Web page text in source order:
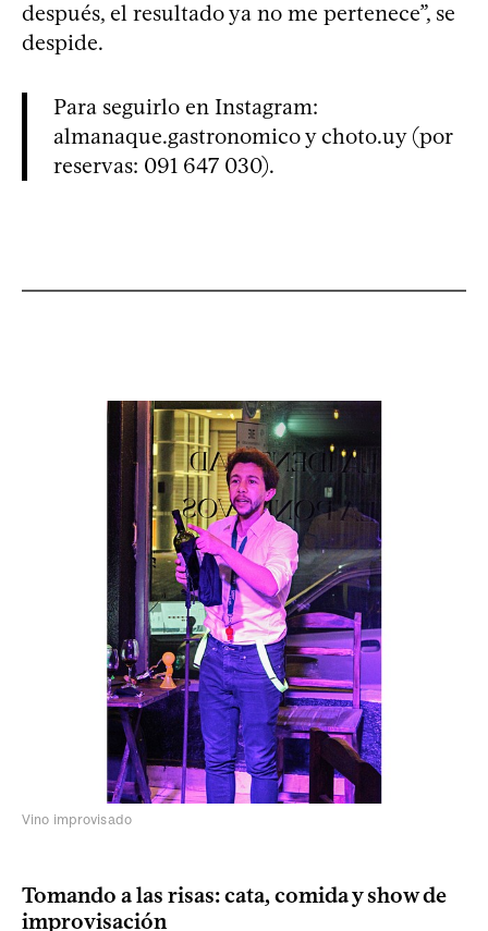
después, el resultado ya no me pertenece”, se
despide.
Para seguirlo en Instagram:
almanaque.gastronomico y choto.uy (por
reservas: 091 647 030).
Vino improvisado
Tomando a las risas: cata, comida y show de
improvisación